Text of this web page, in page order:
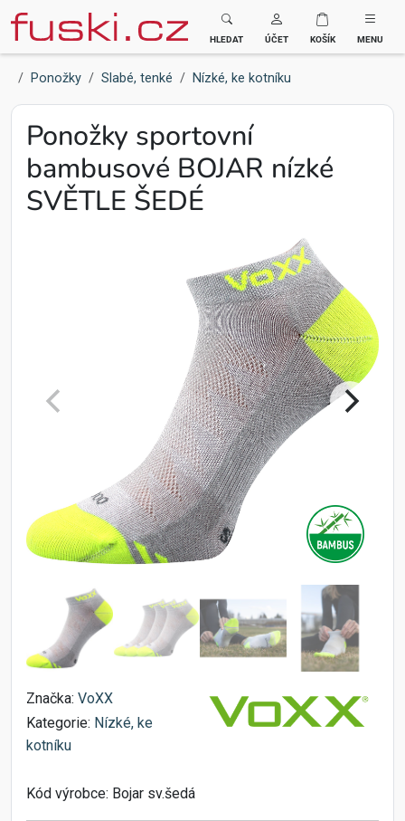
Fuski BOMA
HLEDAT ÚČET KOŠÍK MENU
Ponožky Slabé, tenké Nízké, ke kotníku
Ponožky sportovní
bambusové BOJAR nízké
SVĚTLE ŠEDÉ
Značka: VoXX
Kategorie: Nízké, ke
kotníku
Kód výrobce: Bojar sv.šedá